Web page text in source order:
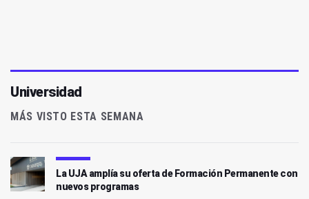
Universidad
MÁS VISTO ESTA SEMANA
La UJA amplía su oferta de Formación Permanente con
nuevos programas